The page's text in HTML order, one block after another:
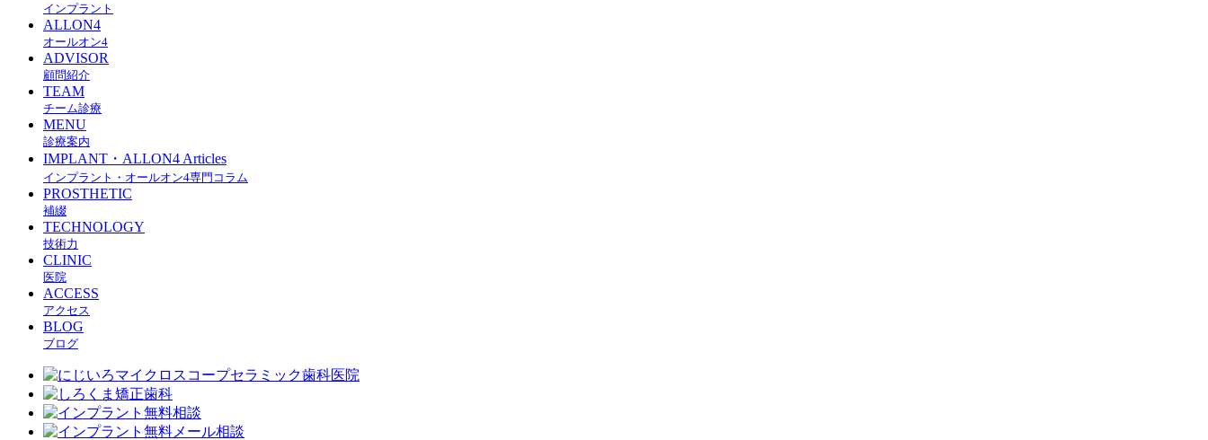
インプラント
ALLON4
オールオン4
ADVISOR
顧問紹介
TEAM
チーム診療
MENU
診療案内
IMPLANT・ALLON4 Articles
インプラント・オールオン4専門コラム
PROSTHETIC
補綴
TECHNOLOGY
技術力
CLINIC
医院
ACCESS
アクセス
BLOG
ブログ